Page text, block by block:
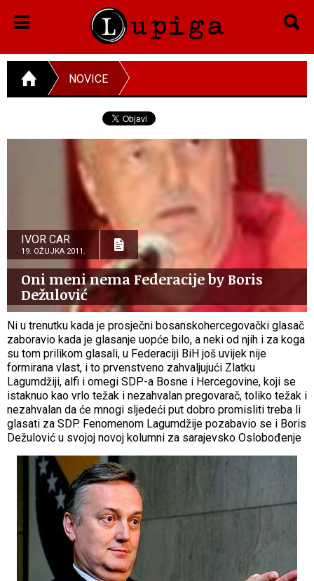
NOVICE
IVOR CAR
19. OŽUJKA 2011.
Oni meni nema Federacije by Boris
Dežulović
Ni u trenutku kada je prosječni bosanskohercegovački glasač
zaboravio kada je glasanje uopće bilo, a neki od njih i za koga
su tom prilikom glasali, u Federaciji BiH još uvijek nije
formirana vlast, i to prvenstveno zahvaljujući Zlatku
Lagumdžiji, alfi i omegi SDP-a Bosne i Hercegovine, koji se
istaknuo kao vrlo težak i nezahvalan pregovarač, toliko težak i
nezahvalan da će mnogi sljedeći put dobro promisliti treba li
glasati za SDP. Fenomenom Lagumdžije pozabavio se i Boris
Dežulović u svojoj novoj kolumni za sarajevsko Oslobođenje